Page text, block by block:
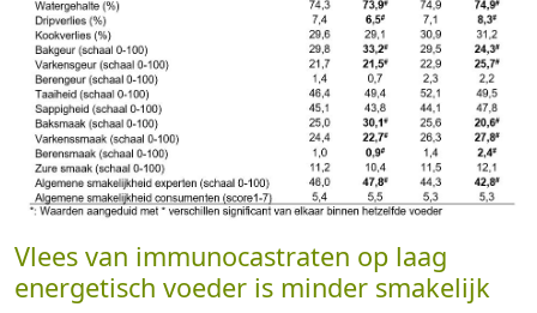
Vlees van immunocastraten op laag
energetisch voeder is minder smakelijk